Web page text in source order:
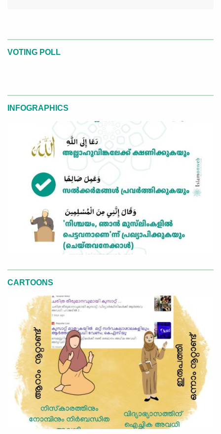
VOTING POLL
INFOGRAPHICS
CARTOONS